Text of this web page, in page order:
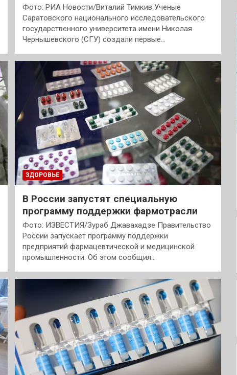
Фото: РИА Новости/Виталий Тимкив Ученые
Саратовского национального исследовательского
государственного университета имени Николая
Чернышевского (СГУ) создали первые…
ЗДОРОВЬЕ
В России запустят специальную
программу поддержки фармотрасли
Фото: ИЗВЕСТИЯ/Зураб Джавахадзе Правительство
России запускает программу поддержки
предприятий фармацевтической и медицинской
промышленности. Об этом сообщил…